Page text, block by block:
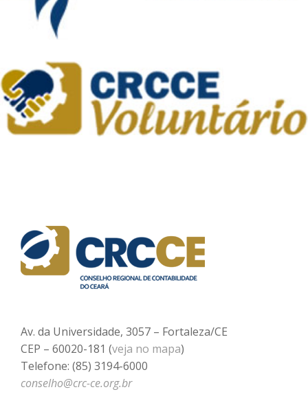
Av. da Universidade, 3057 – Fortaleza/CE
CEP – 60020-181 (veja no mapa)
Telefone: (85) 3194-6000
conselho@crc-ce.org.br